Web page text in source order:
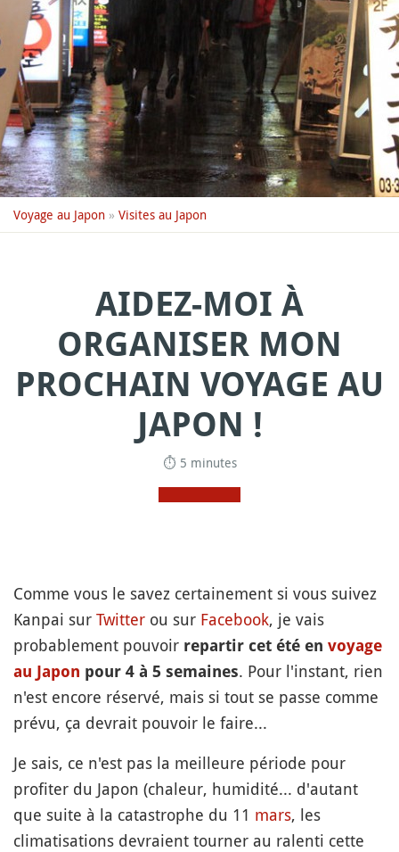
Voyage au Japon » Visites au Japon
AIDEZ-MOI À
ORGANISER MON
PROCHAIN VOYAGE AU
JAPON !
⏱ 5 minutes
Comme vous le savez certainement si vous suivez
Kanpai sur Twitter ou sur Facebook, je vais
probablement pouvoir repartir cet été en voyage
au Japon pour 4 à 5 semaines. Pour l'instant, rien
n'est encore réservé, mais si tout se passe comme
prévu, ça devrait pouvoir le faire...
Je sais, ce n'est pas la meilleure période pour
profiter du Japon (chaleur, humidité... d'autant
que suite à la catastrophe du 11 mars, les
climatisations devraient tourner au ralenti cette